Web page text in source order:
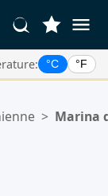
°C °F
> Marina